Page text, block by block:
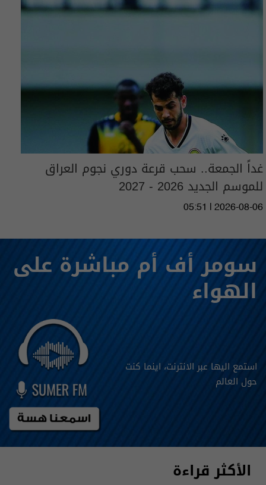
غداً الجمعة.. سحب قرعة دوري نجوم العراق
للموسم الجديد 2026 - 2027
05:51 | 2026-08-06
سومر أف أم مباشرة على
الهواء
استمع اليها عبر الانترنت، اينما كنت
حول العالم
الأكثر قراءة